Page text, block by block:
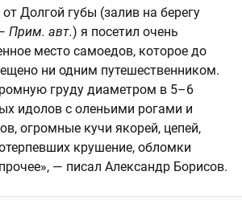
Долгой губы (залив на берегу
Прим. авт.) я посетил очень
место самоедов, которое до
ни одним путешественником.
груду диаметром в 5–6
идолов с оленьими рогами и
огромные кучи якорей, цепей,
крушение, обломки
— писал Александр Борисов.